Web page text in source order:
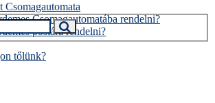
Csomagautomata
Csomagautomatába rendelni?
postára rendelni?
tőlünk?